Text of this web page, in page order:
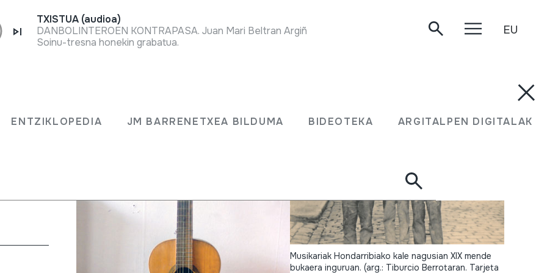
ENTZIKLOPEDIA JM BARRENETXEA BILDUMA BIDEOTEKA ARGITALPEN DIGITALAK
TXISTUA (audioa)
Soinu-tresna honekin grabatua.
EU
ERVITI. San
Musikariak Hondarribiako kale nagusian XIX mende
bukaera inguruan. (arg.: Tiburcio Berrotaran. Tarjeta